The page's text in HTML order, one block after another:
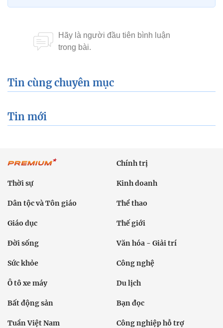
Tin cùng chuyên mục
Tin mới
Chính trị
Thời sự Kinh doanh
Dân tộc và Tôn giáo Thể thao
Giáo dục Thế giới
Đời sống Văn hóa - Giải trí
Sức khỏe Công nghệ
Ô tô xe máy Du lịch
Bất động sản Bạn đọc
Tuần Việt Nam Công nghiệp hỗ trợ